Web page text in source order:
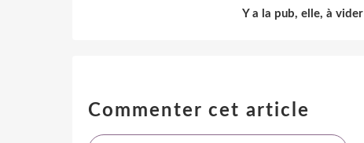
Y a la pub, elle, à vider
Commenter cet article